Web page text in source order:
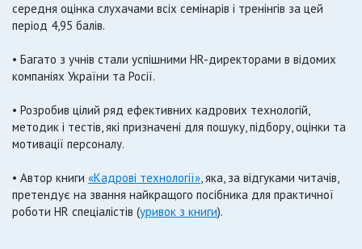
середня оцінка слухачами всіх семінарів і тренінгів за цей
період 4,95 балів.
• Багато з учнів стали успішними HR-директорами в відомих
компаніях України та Росії.
• Розробив цілий ряд ефективних кадрових технологій,
методик і тестів, які призначені для пошуку, підбору, оцінки та
мотивації персоналу.
• Автор книги «Кадрові технології», яка, за відгуками читачів,
претендує на звання найкращого посібника для практичної
роботи HR спеціалістів (уривок з книги).